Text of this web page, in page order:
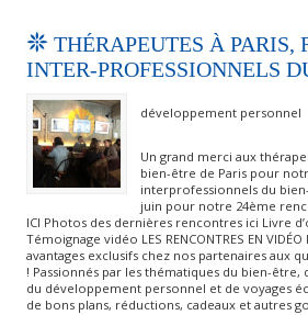
THÉRAPEUTES À PARIS,
INTER-PROFESSIONNELS
développement personnel
Un grand merci aux
bien-être de Paris pour
interprofessionnels du
juin pour notre 24ème
ICI Photos des dernières rencontres ici Livre
Témoignage vidéo LES RENCONTRES EN
avantages exclusifs chez nos partenaires aux
! Passionnés par les thématiques du bien-être,
du développement personnel et de voyages
de bons plans, réductions, cadeaux et autres